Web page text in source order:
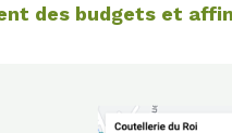
des budgets et